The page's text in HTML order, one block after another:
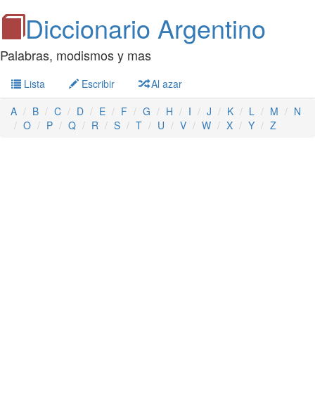
Diccionario Argentino
Palabras, modismos y mas
Lista Escribir
Al azar
A
B C D E F G H I J K L M
N
O
P Q R S T U V W X Y Z